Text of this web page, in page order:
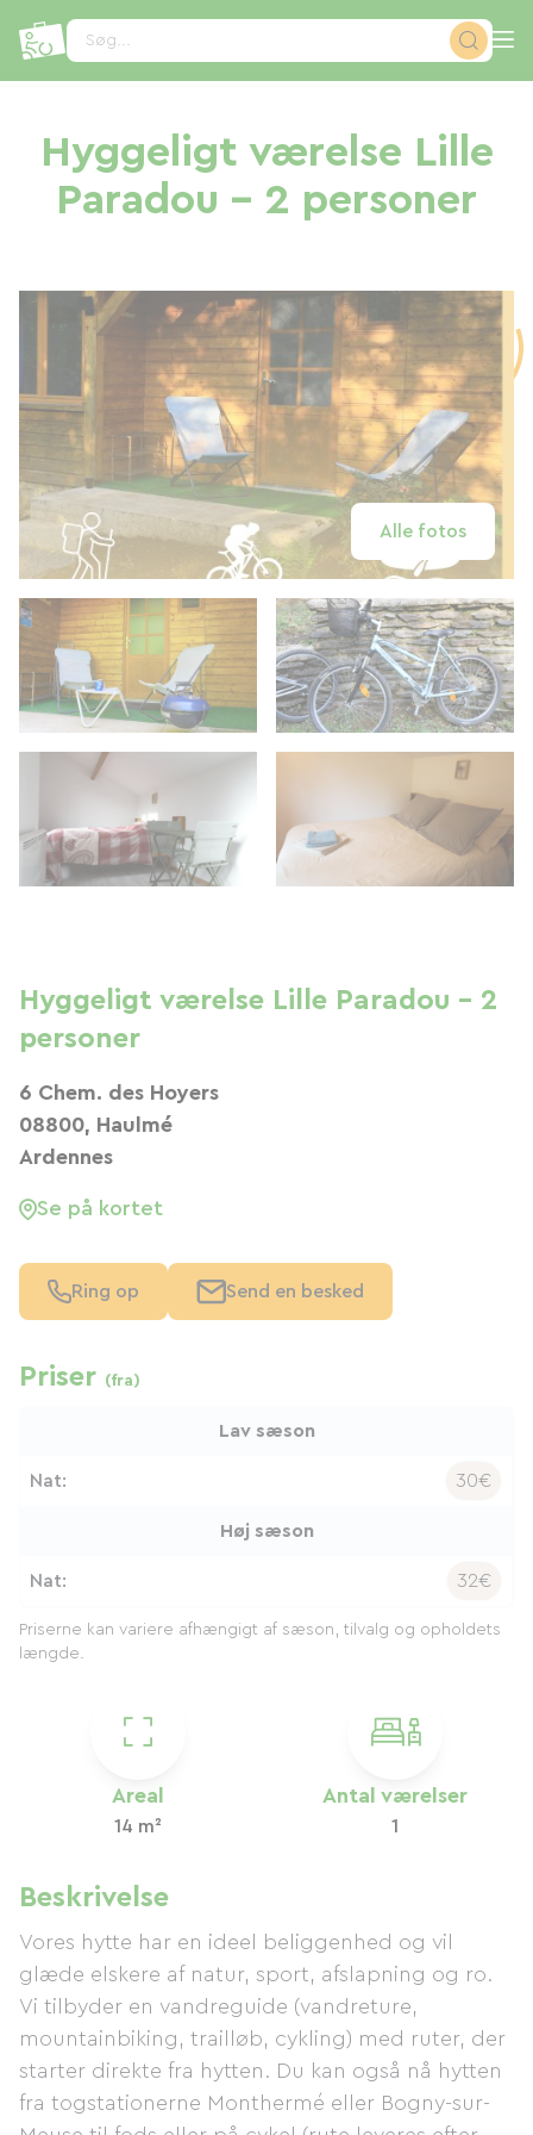
Søg...
Hyggeligt værelse Lille
Paradou - 2 personer
Alle fotos
Areal
14 m²
Antal værelser
1
Beskrivelse
Vores hytte har en ideel beliggenhed og vil
glæde elskere af natur, sport, afslapning og ro.
Vi tilbyder en vandreguide (vandreture,
mountainbiking, trailløb, cykling) med ruter, der
starter direkte fra hytten. Du kan også nå hytten
fra togstationerne Monthermé eller Bogny-sur-
Hyggeligt værelse Lille Paradou - 2
personer
6 Chem. des Hoyers
08800, Haulmé
Ardennes
Se på kortet
Ring op Send en besked
Priser (fra)
Lav sæson
Nat: 30€
Høj sæson
Nat: 32€
Priserne kan variere afhængigt af sæson, tilvalg og opholdets
længde.
CCookie-styringspanel